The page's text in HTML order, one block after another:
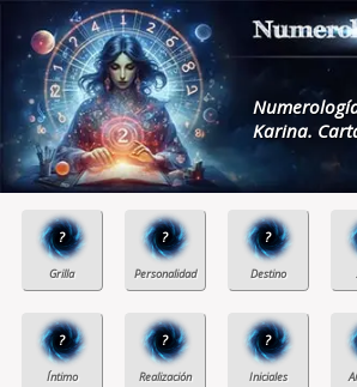
Karina.
? ? ?
? ? ?